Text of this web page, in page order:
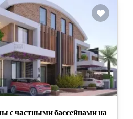
с первоклассными
так и для детей.
с частными бассейнами на